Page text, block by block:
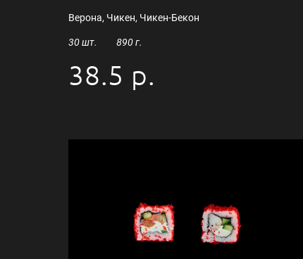
Верона, Чикен, Чикен-Бекон
30 шт. 890 г.
38.5 р.